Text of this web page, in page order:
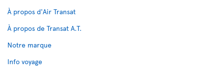
À propos d'Air Transat
À propos de Transat A.T.
Notre marque
Info voyage